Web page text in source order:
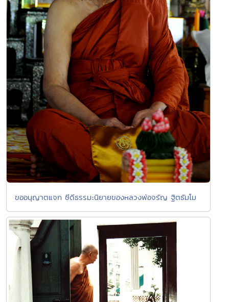
ขออนุญาตแจก ซีดีธรรมะนิยายของหลวงพ่อจรัญ ฐิตธัมโม